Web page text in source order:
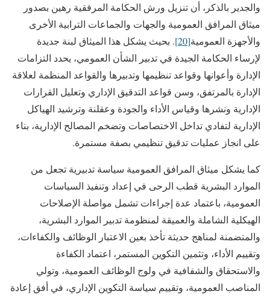
والجدير بالذكر، أن تنزيل ورش الحكامة المرفقية رهين بصدور
ميثاق المرافق العمومية والجهات والجماعات الترابية الأخرى
والأجهزة العمومية[20]
. بحيث يشكل هذا الميثاق لبنة جديدة
لإرساء الحكامة الجيدة في تدبير الشأن العمومي، يحدد التزامات
الإدارة وأعوانها وقواعد تنظيمها وتدبيرها والقواعد المنظمة لعلاقة
الإدارة بالمرتفق، وسن قواعد التدقيق الإداري وتعليل القرارات
الإدارية ونشرها وقياس الأداء والجودة وعقلنة وترشيد الهياكل
الإدارية لتفادي تداخل الاختصاصات وتضخم المصالح الإدارية، بناء
على انجاز عمليات تدقيق تنظيمي بصفة مستمرة.
كما يشكل ميثاق المرافق العمومية سياسة تدبيرية تجعل من
الموارد البشرية قطب الرحى في إعداد وتنفيذ السياسات
العمومية، باعتماد عدة إجراءات تشمل مواصلة الإصلاحات
الهيكلية الشاملة والعميقة لمنظومة تدبير الموارد البشرية،
والمتضمنة لمناهج حديثة تأخذ بعين الاعتبار الوظائف والكفاءات،
وتقييم الأداء، وتثمين التكوين المستمر، اعتماد الكفاءة
والاستحقاق والشفافية في ولوج الوظائف العمومية، وتولي
المناصب العمومية، وتقييم سياسة التكوين الإداري، في أفق إعادة